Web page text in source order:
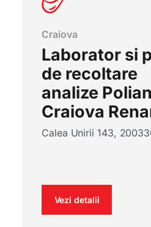
Craiova
Laborator si
de recoltare
analize
Craiova
Calea Unirii 143,
Vezi detalii